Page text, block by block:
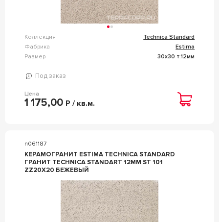
Коллекция
Technica Standard
Фабрика
Estima
Размер
30x30 т.12мм
Под заказ
Цена
1 175,00 Р / кв.м.
n061187
КЕРАМОГРАНИТ ESTIMA TECHNICA STANDARD
ГРАНИТ TECHNICA STANDART 12ММ ST 101
ZZ20X20 БЕЖЕВЫЙ